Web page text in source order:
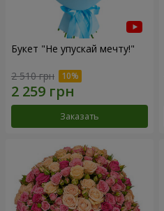
Букет "Не упускай мечту!"
2 510 грн
Заказать